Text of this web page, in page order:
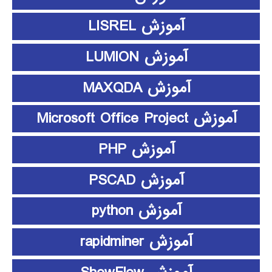
آموزش LISREL
آموزش LUMION
آموزش MAXQDA
آموزش Microsoft Office Project
آموزش PHP
آموزش PSCAD
آموزش python
آموزش rapidminer